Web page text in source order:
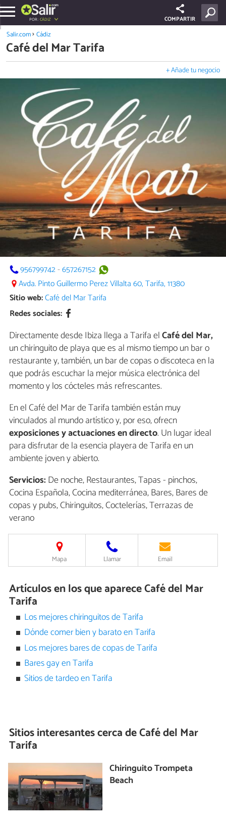
POR: CÁDIZ COMPARTIR
Salir.com Cádiz
Café del Mar Tarifa
+ Añade tu negocio
956799742-657267152
Avda. Pinto Guillermo Perez Villalta 60, Tarifa, 11380
Sitio web:Café del Mar Tarifa
Redes sociales:
Directamente desde Ibiza llega a Tarifa elCafé del Mar,
un chiringuito de playa que es al mismo tiempo un bar o
restaurante y, también, un bar de copas o discoteca en la
que podrás escuchar la mejor música electrónica del
momento y los cócteles más refrescantes.
En el Café del Mar de Tarifa también están muy
vinculados al mundo artístico y, por eso, ofrecn
exposiciones y actuaciones en directo. Un lugar ideal
para disfrutar de la esencia playera de Tarifa en un
ambiente joven y abierto.
Servicios:De noche, Restaurantes, Tapas - pinchos,
Cocina Española, Cocina mediterránea, Bares, Bares de
copas y pubs, Chiringuitos, Coctelerías, Terrazas de
verano
Mapa Llamar Email
Artículos en los que aparece Café del Mar
Tarifa
Los mejores chiringuitos de Tarifa
Dónde comer bien y barato en Tarifa
Los mejores bares de copas de Tarifa
Bares gay en Tarifa
Sitios de tardeo en Tarifa
Sitios interesantes cerca deCafé del Mar
Tarifa
Chiringuito Trompeta
Beach